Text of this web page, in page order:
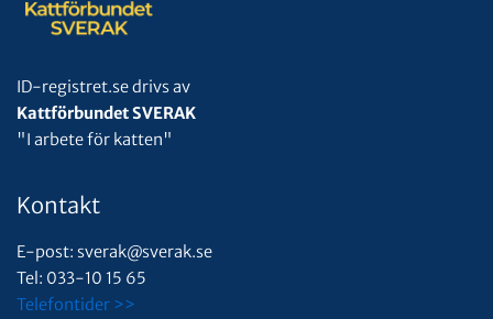
ID-registret.se drivs av
Kattförbundet SVERAK
"I arbete för katten"
Kontakt
E-post: sverak@sverak.se
Tel: 033-10 15 65
Telefontider >>